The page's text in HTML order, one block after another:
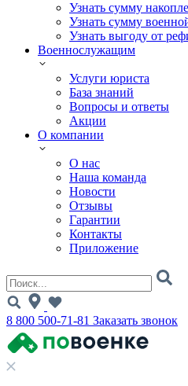
Узнать сумму
Узнать сумму
Узнать выгоду от
Военнослужащим
Услуги юриста
База знаний
Вопросы и ответы
Акции
О компании
О нас
Наша команда
Новости
Отзывы
Гарантии
Контакты
Приложение
8 800 500-71-81 Заказать звонок